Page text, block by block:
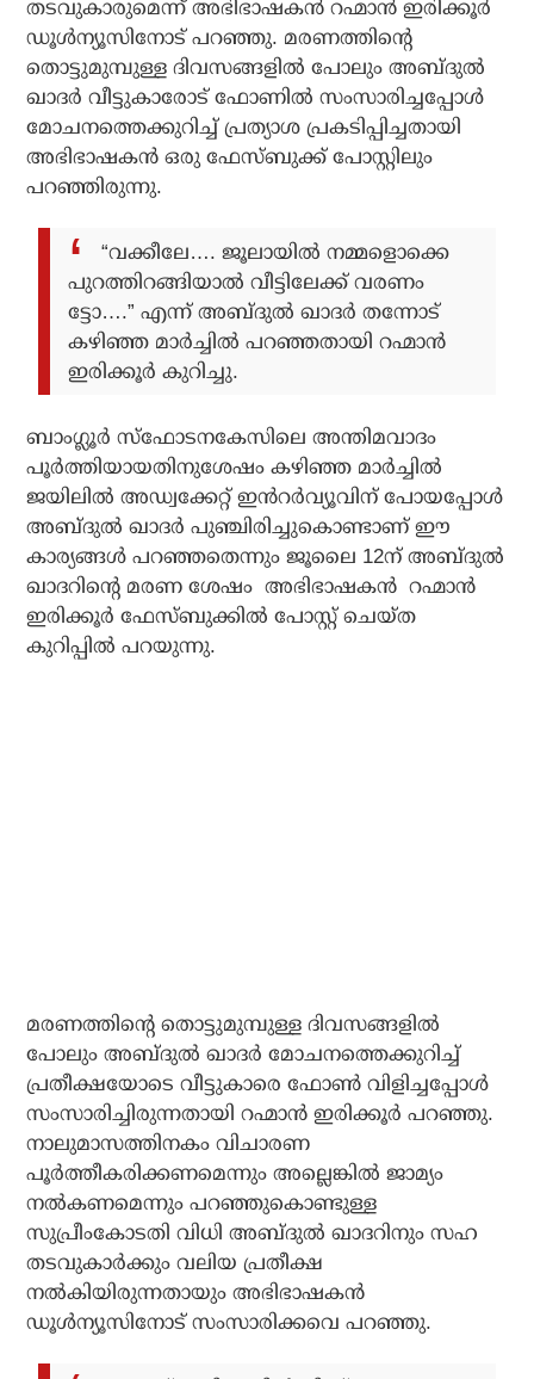
തടവുകാരുമെന്ന് അഭിഭാഷകൻ റഹ്മാൻ ഇരിക്കൂർ
ഡൂൾന്യൂസിനോട് പറഞ്ഞു. മരണത്തിന്റെ
തൊട്ടുമുമ്പുള്ള ദിവസങ്ങളിൽ പോലും അബ്ദുൽ
ഖാദർ വീട്ടുകാരോട് ഫോണിൽ സംസാരിച്ചപ്പോൾ
മോചനത്തെക്കുറിച്ച് പ്രത്യാശ പ്രകടിപ്പിച്ചതായി
അഭിഭാഷകൻ ഒരു ഫേസ്ബുക്ക് പോസ്റ്റിലും
പറഞ്ഞിരുന്നു.
“വക്കീലേ…. ജൂലായിൽ നമ്മളൊക്കെ
പുറത്തിറങ്ങിയാൽ വീട്ടിലേക്ക് വരണം
ട്ടോ….” എന്ന് അബ്ദുൽ ഖാദർ തന്നോട്
കഴിഞ്ഞ മാർച്ചിൽ പറഞ്ഞതായി റഹ്മാൻ
ഇരിക്കൂർ കുറിച്ചു.
ബാംഗ്ലൂർ സ്ഫോടനകേസിലെ അന്തിമവാദം
പൂർത്തിയായതിനുശേഷം കഴിഞ്ഞ മാർച്ചിൽ
ജയിലിൽ അഡ്വക്കേറ്റ് ഇൻറർവ്യൂവിന് പോയപ്പോൾ
അബ്ദുൽ ഖാദർ പുഞ്ചിരിച്ചുകൊണ്ടാണ് ഈ
കാര്യങ്ങൾ പറഞ്ഞതെന്നും ജൂലൈ 12ന് അബ്ദുൽ
ഖാദറിന്റെ മരണ ശേഷം അഭിഭാഷകൻ റഹ്മാൻ
ഇരിക്കൂർ ഫേസ്ബുക്കിൽ പോസ്റ്റ് ചെയ്ത
കുറിപ്പിൽ പറയുന്നു.
മരണത്തിന്റെ തൊട്ടുമുമ്പുള്ള ദിവസങ്ങളിൽ
പോലും അബ്ദുൽ ഖാദർ മോചനത്തെക്കുറിച്ച്
പ്രതീക്ഷയോടെ വീട്ടുകാരെ ഫോൺ വിളിച്ചപ്പോൾ
സംസാരിച്ചിരുന്നതായി റഹ്മാൻ ഇരിക്കൂർ പറഞ്ഞു.
നാലുമാസത്തിനകം വിചാരണ
പൂർത്തീകരിക്കണമെന്നും അല്ലെങ്കിൽ ജാമ്യം
നൽകണമെന്നും പറഞ്ഞുകൊണ്ടുള്ള
സുപ്രീംകോടതി വിധി അബ്ദുൽ ഖാദറിനും സഹ
തടവുകാർക്കും വലിയ പ്രതീക്ഷ
നൽകിയിരുന്നതായും അഭിഭാഷകൻ
ഡൂൾന്യൂസിനോട് സംസാരിക്കവെ പറഞ്ഞു.